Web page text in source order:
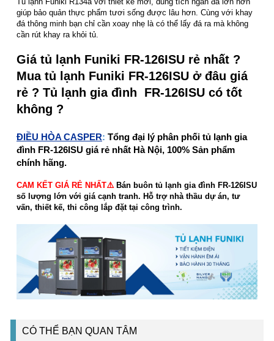
giúp bảo quản thực phẩm tươi sống được lâu hơn. Cùng với khay
đá thông minh bạn chỉ cần xoay nhẹ là có thể lấy đá ra mà không
cần rút khay ra khỏi tủ.
Giá tủ lạnh Funiki FR-126ISU rẻ nhất ?
Mua tủ lạnh Funiki FR-126ISU ở đâu giá
rẻ ? Tủ lạnh gia đình FR-126ISU có tốt
không ?
ĐIỀU HÒA CASPER: Tổng đại lý phân phối tủ lạnh gia
đình FR-126ISU giá rẻ nhất Hà Nội, 100% Sản phẩm
chính hãng.
CAM KẾT GIÁ RẺ NHẤT⚠️Bán buôn tủ lạnh gia đình FR-126ISU
số lượng lớn với giá cạnh tranh. Hỗ trợ nhà thầu dự án, tư
vấn, thiết kế, thi công lắp đặt tại công trình.
CÓ THỂ BẠN QUAN TÂM